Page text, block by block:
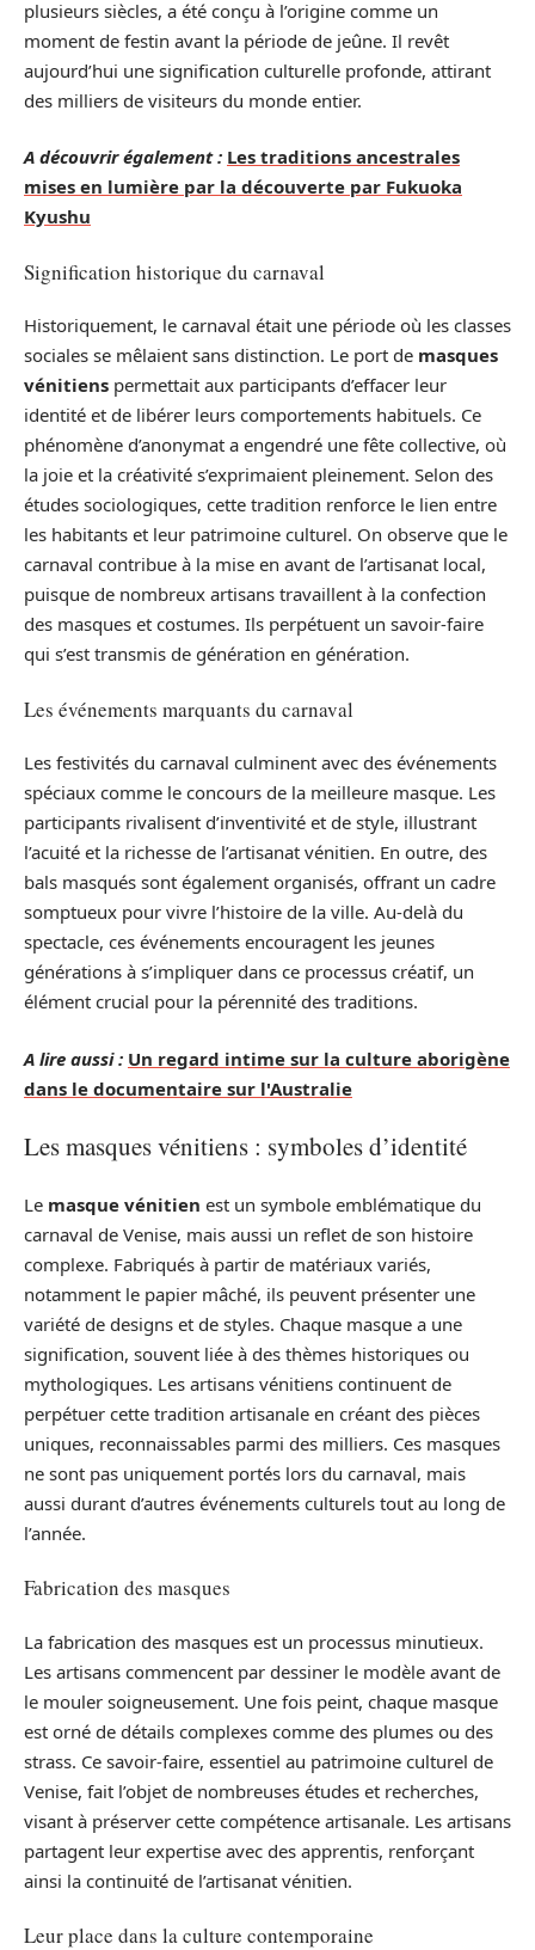
plusieurs siècles, a été conçu à l’origine comme un
moment de festin avant la période de jeûne. Il revêt
aujourd’hui une signification culturelle profonde, attirant
des milliers de visiteurs du monde entier.
A découvrir également : Les traditions ancestrales
mises en lumière par la découverte par Fukuoka
Kyushu
Signification historique du carnaval
Historiquement, le carnaval était une période où les classes
sociales se mêlaient sans distinction. Le port de masques
vénitiens permettait aux participants d’effacer leur
identité et de libérer leurs comportements habituels. Ce
phénomène d’anonymat a engendré une fête collective, où
la joie et la créativité s’exprimaient pleinement. Selon des
études sociologiques, cette tradition renforce le lien entre
les habitants et leur patrimoine culturel. On observe que le
carnaval contribue à la mise en avant de l’artisanat local,
puisque de nombreux artisans travaillent à la confection
des masques et costumes. Ils perpétuent un savoir-faire
qui s’est transmis de génération en génération.
Les événements marquants du carnaval
Les festivités du carnaval culminent avec des événements
spéciaux comme le concours de la meilleure masque. Les
participants rivalisent d’inventivité et de style, illustrant
l’acuité et la richesse de l’artisanat vénitien. En outre, des
bals masqués sont également organisés, offrant un cadre
somptueux pour vivre l’histoire de la ville. Au-delà du
spectacle, ces événements encouragent les jeunes
générations à s’impliquer dans ce processus créatif, un
élément crucial pour la pérennité des traditions.
A lire aussi : Un regard intime sur la culture aborigène
dans le documentaire sur l'Australie
Les masques vénitiens : symboles d’identité
Le masque vénitien est un symbole emblématique du
carnaval de Venise, mais aussi un reflet de son histoire
complexe. Fabriqués à partir de matériaux variés,
notamment le papier mâché, ils peuvent présenter une
variété de designs et de styles. Chaque masque a une
signification, souvent liée à des thèmes historiques ou
mythologiques. Les artisans vénitiens continuent de
perpétuer cette tradition artisanale en créant des pièces
uniques, reconnaissables parmi des milliers. Ces masques
ne sont pas uniquement portés lors du carnaval, mais
aussi durant d’autres événements culturels tout au long de
l’année.
Fabrication des masques
La fabrication des masques est un processus minutieux.
Les artisans commencent par dessiner le modèle avant de
le mouler soigneusement. Une fois peint, chaque masque
est orné de détails complexes comme des plumes ou des
strass. Ce savoir-faire, essentiel au patrimoine culturel de
Venise, fait l’objet de nombreuses études et recherches,
visant à préserver cette compétence artisanale. Les artisans
partagent leur expertise avec des apprentis, renforçant
ainsi la continuité de l’artisanat vénitien.
Leur place dans la culture contemporaine